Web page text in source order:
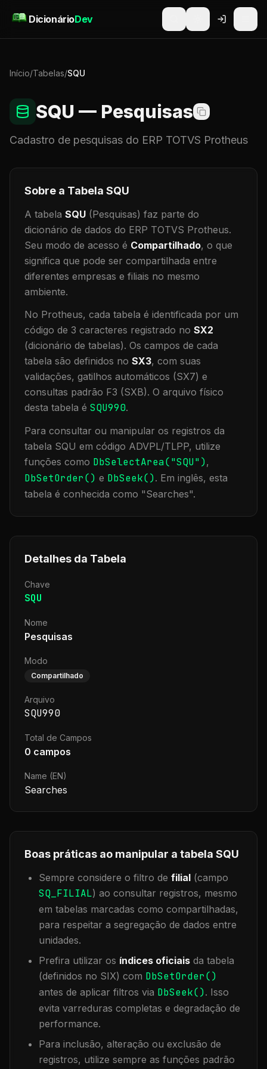
DicionárioDev
Início/Tabelas/SQU
SQU — Pesquisas
Cadastro de pesquisas do ERP TOTVS Protheus
Sobre a Tabela SQU
A tabela SQU (Pesquisas) faz parte do
dicionário de dados do ERP TOTVS Protheus.
Seu modo de acesso é Compartilhado, o que
significa que pode ser compartilhada entre
diferentes empresas e filiais no mesmo
ambiente.
No Protheus, cada tabela é identificada por um
código de 3 caracteres registrado no SX2
(dicionário de tabelas). Os campos de cada
tabela são definidos no SX3, com suas
validações, gatilhos automáticos (SX7) e
consultas padrão F3 (SXB). O arquivo físico
desta tabela é SQU990.
Para consultar ou manipular os registros da
tabela SQU em código ADVPL/TLPP, utilize
funções como DbSelectArea("SQU"),
DbSetOrder() e DbSeek(). Em inglês, esta
tabela é conhecida como "Searches".
Detalhes da Tabela
Chave
SQU
Nome
Pesquisas
Modo
Compartilhado
Arquivo
SQU990
Total de Campos
0 campos
Name (EN)
Searches
Boas práticas ao manipular a tabela SQU
Sempre considere o filtro de filial (campo
SQ_FILIAL) ao consultar registros, mesmo
em tabelas marcadas como compartilhadas,
para respeitar a segregação de dados entre
unidades.
Prefira utilizar os índices oficiais da tabela
(definidos no SIX) com DbSetOrder()
antes de aplicar filtros via DbSeek(). Isso
evita varreduras completas e degradação de
performance.
Para inclusão, alteração ou exclusão de
registros, utilize sempre as funções padrão